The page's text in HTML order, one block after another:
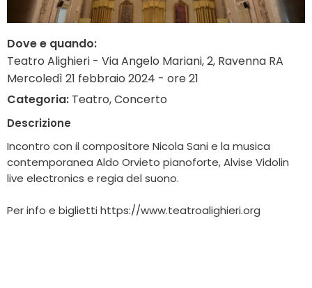
Dove e quando:
Teatro Alighieri - Via Angelo Mariani, 2, Ravenna RA
Mercoledì 21 febbraio 2024 - ore 21
Categoria: Teatro, Concerto
Descrizione
Incontro con il compositore Nicola Sani e la musica
contemporanea Aldo Orvieto pianoforte, Alvise Vidolin
live electronics e regia del suono.
Per info e biglietti https://www.teatroalighieri.org